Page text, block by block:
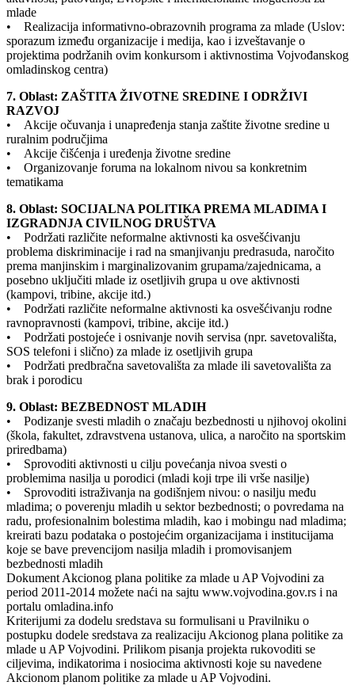
mlade
• Realizacija informativno-obrazovnih programa za mlade (Uslov:
sporazum između organizacije i medija, kao i izveštavanje o
projektima podržanih ovim konkursom i aktivnostima Vojvođanskog
omladinskog centra)
7. Oblast: ZAŠTITA ŽIVOTNE SREDINE I ODRŽIVI
RAZVOJ
• Akcije očuvanja i unapređenja stanja zaštite životne sredine u
ruralnim područjima
• Akcije čišćenja i uređenja životne sredine
• Organizovanje foruma na lokalnom nivou sa konkretnim
tematikama
8. Oblast: SOCIJALNA POLITIKA PREMA MLADIMA I
IZGRADNJA CIVILNOG DRUŠTVA
• Podržati različite neformalne aktivnosti ka osvešćivanju
problema diskriminacije i rad na smanjivanju predrasuda, naročito
prema manjinskim i marginalizovanim grupama/zajednicama, a
posebno uključiti mlade iz osetljivih grupa u ove aktivnosti
(kampovi, tribine, akcije itd.)
• Podržati različite neformalne aktivnosti ka osvešćivanju rodne
ravnopravnosti (kampovi, tribine, akcije itd.)
• Podržati postojeće i osnivanje novih servisa (npr. savetovališta,
SOS telefoni i slično) za mlade iz osetljivih grupa
• Podržati predbračna savetovališta za mlade ili savetovališta za
brak i porodicu
9. Oblast: BEZBEDNOST MLADIH
• Podizanje svesti mladih o značaju bezbednosti u njihovoj okolini
(škola, fakultet, zdravstvena ustanova, ulica, a naročito na sportskim
priredbama)
• Sprovoditi aktivnosti u cilju povećanja nivoa svesti o
problemima nasilja u porodici (mladi koji trpe ili vrše nasilje)
• Sprovoditi istraživanja na godišnjem nivou: o nasilju među
mladima; o poverenju mladih u sektor bezbednosti; o povredama na
radu, profesionalnim bolestima mladih, kao i mobingu nad mladima;
kreirati bazu podataka o postojećim organizacijama i institucijama
koje se bave prevencijom nasilja mladih i promovisanjem
bezbednosti mladih
Dokument Akcionog plana politike za mlade u AP Vojvodini za
period 2011-2014 možete naći na sajtu www.vojvodina.gov.rs i na
portalu omladina.info
Kriterijumi za dodelu sredstava su formulisani u Pravilniku o
postupku dodele sredstava za realizaciju Akcionog plana politike za
mlade u AP Vojvodini. Prilikom pisanja projekta rukovoditi se
ciljevima, indikatorima i nosiocima aktivnosti koje su navedene
Akcionom planom politike za mlade u AP Vojvodini.